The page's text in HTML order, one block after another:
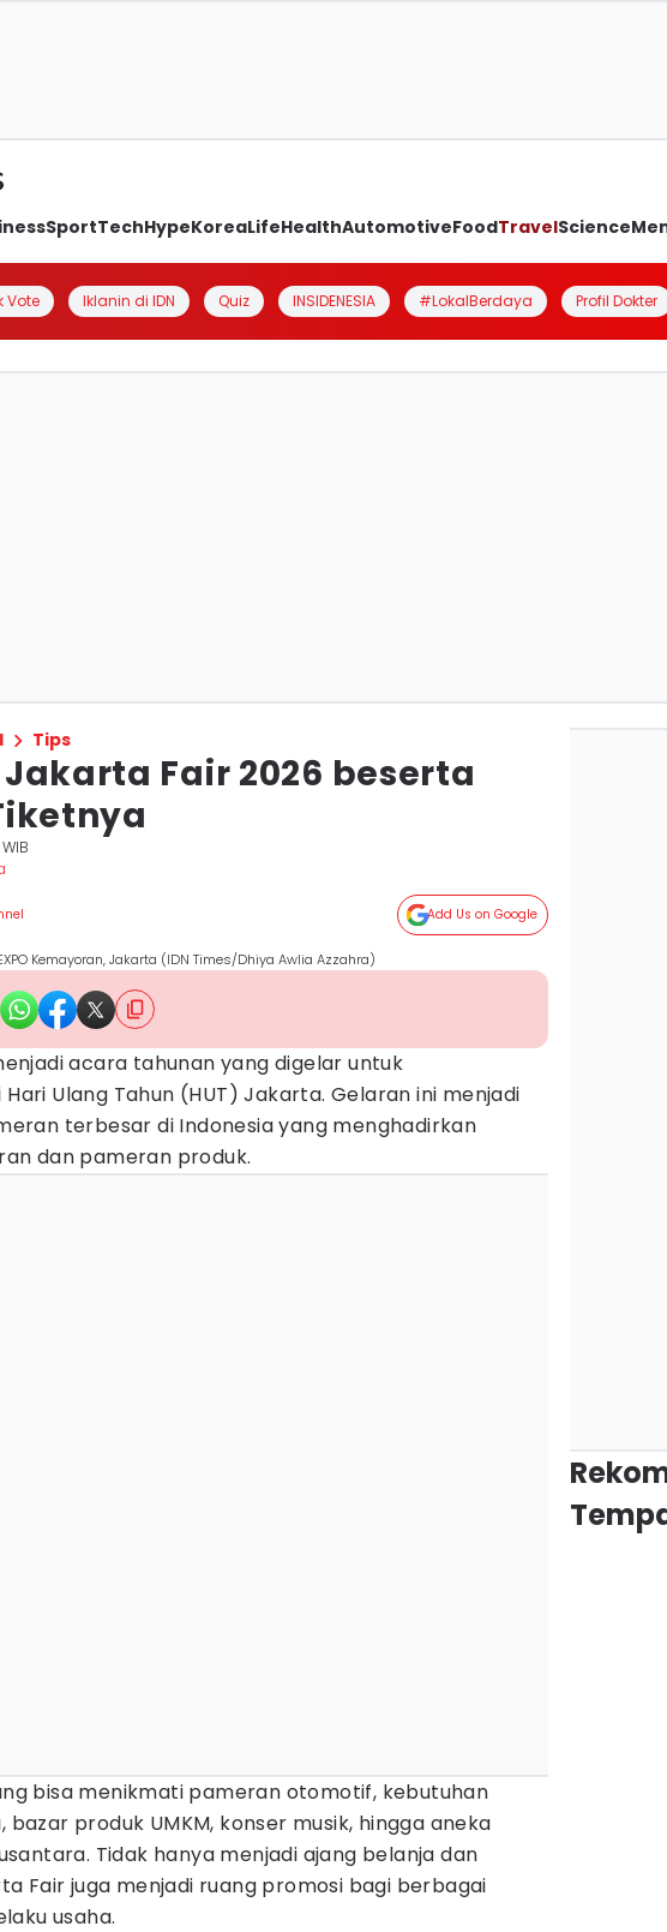
SportTechHypeKoreaLifeHealthAutomotiveFoodTravelScience
Vote Iklanin di IDN Quiz INSIDENESIA #LokalBerdaya Profil Dokter
Tips
Fair 2026 beserta
Add Us on Google
Kemayoran, Jakarta (IDN Times/Dhiya Awlia Azzahra)
acara tahunan yang digelar untuk
Ulang Tahun (HUT) Jakarta. Gelaran ini menjadi
terbesar di Indonesia yang menghadirkan
dan pameran produk.
bisa menikmati pameran otomotif, kebutuhan
bazar produk UMKM, konser musik, hingga aneka
Tidak hanya menjadi ajang belanja dan
Fair juga menjadi ruang promosi bagi berbagai
usaha.